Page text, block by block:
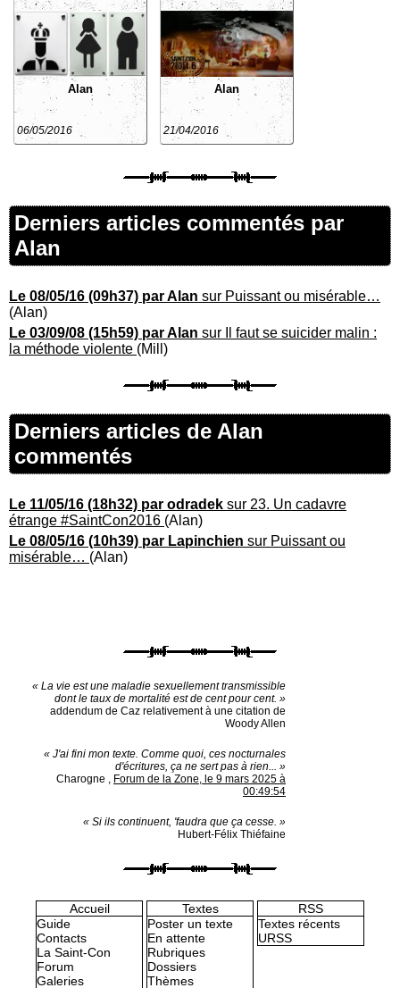
Alan
06/05/2016
Alan
21/04/2016
Derniers articles commentés par
Alan
Le 08/05/16 (09h37) par Alan sur Puissant ou misérable…
(Alan)
Le 03/09/08 (15h59) par Alan sur Il faut se suicider malin :
la méthode violente (Mill)
Derniers articles de Alan
commentés
Le 11/05/16 (18h32) par odradek sur 23. Un cadavre
étrange #SaintCon2016 (Alan)
Le 08/05/16 (10h39) par Lapinchien sur Puissant ou
misérable… (Alan)
« La vie est une maladie sexuellement transmissible
dont le taux de mortalité est de cent pour cent. »
addendum de Caz relativement à une citation de
Woody Allen
« J'ai fini mon texte. Comme quoi, ces nocturnales
d'écritures, ça ne sert pas à rien... »
Charogne , Forum de la Zone, le 9 mars 2025 à
00:49:54
« Si ils continuent, 'faudra que ça cesse. »
Hubert-Félix Thiéfaine
Accueil
Guide
Contacts
La Saint-Con
Forum
Galeries
Textes
Poster un texte
En attente
Rubriques
Dossiers
Thèmes
RSS
Textes récents
URSS